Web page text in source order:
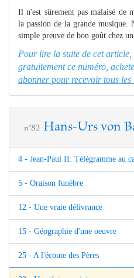
Il n'est sûrement pas malaisé de
la passion de la grande musique.
simple preuve de bon goût chez
Pour lire la suite de cet article,
gratuitement ce numéro,
abonner pour recevoir tous les
n°82 Hans-Urs von
4 - Jean-Paul II: Télégramme au
5 - Oraison funèbre
12 - Une vraie délivrance
15 - Géographie d'une oeuvre
25 - A l'écoute des Pères